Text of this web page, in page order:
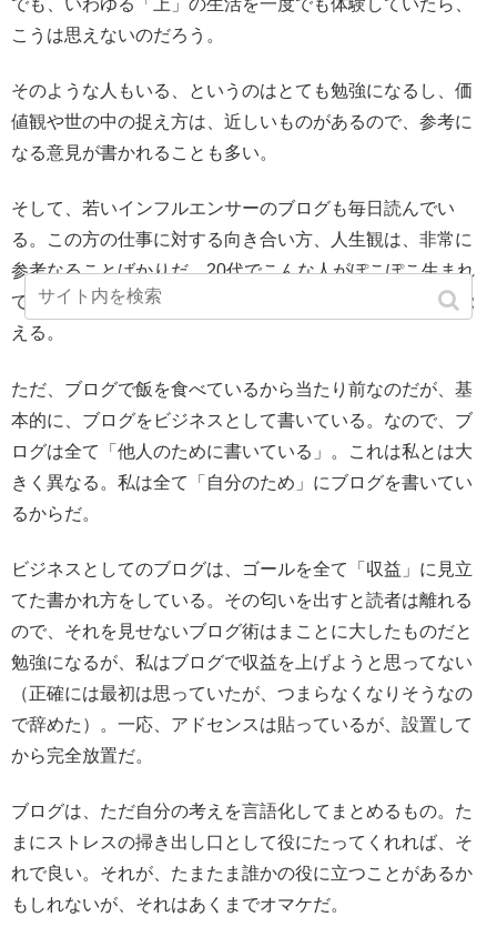
こうは思えないのだろう。
そのような人もいる、というのはとても勉強になるし、価
値観や世の中の捉え方は、近しいものがあるので、参考に
なる意見が書かれることも多い。
そして、若いインフルエンサーのブログも毎日読んでい
る。この方の仕事に対する向き合い方、人生観は、非常に
参考なることばかりだ。20代でこんな人がぽこぽこ生まれ
てきたら、私のような40オヤジはやばいなと、危機感を覚
える。
ただ、ブログで飯を食べているから当たり前なのだが、基
本的に、ブログをビジネスとして書いている。なので、ブ
ログは全て「他人のために書いている」。これは私とは大
きく異なる。私は全て「自分のため」にブログを書いてい
るからだ。
ビジネスとしてのブログは、ゴールを全て「収益」に見立
てた書かれ方をしている。その匂いを出すと読者は離れる
ので、それを見せないブログ術はまことに大したものだと
勉強になるが、私はブログで収益を上げようと思ってない
（正確には最初は思っていたが、つまらなくなりそうなの
で辞めた）。一応、アドセンスは貼っているが、設置して
から完全放置だ。
ブログは、ただ自分の考えを言語化してまとめるもの。た
まにストレスの掃き出し口として役にたってくれれば、そ
れで良い。それが、たまたま誰かの役に立つことがあるか
もしれないが、それはあくまでオマケだ。